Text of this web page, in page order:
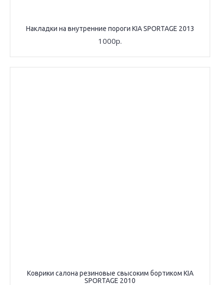
Накладки на внутренние пороги KIA SPORTAGE 2013
1000р.
Коврики салона резиновые свысоким бортиком KIA
SPORTAGE 2010